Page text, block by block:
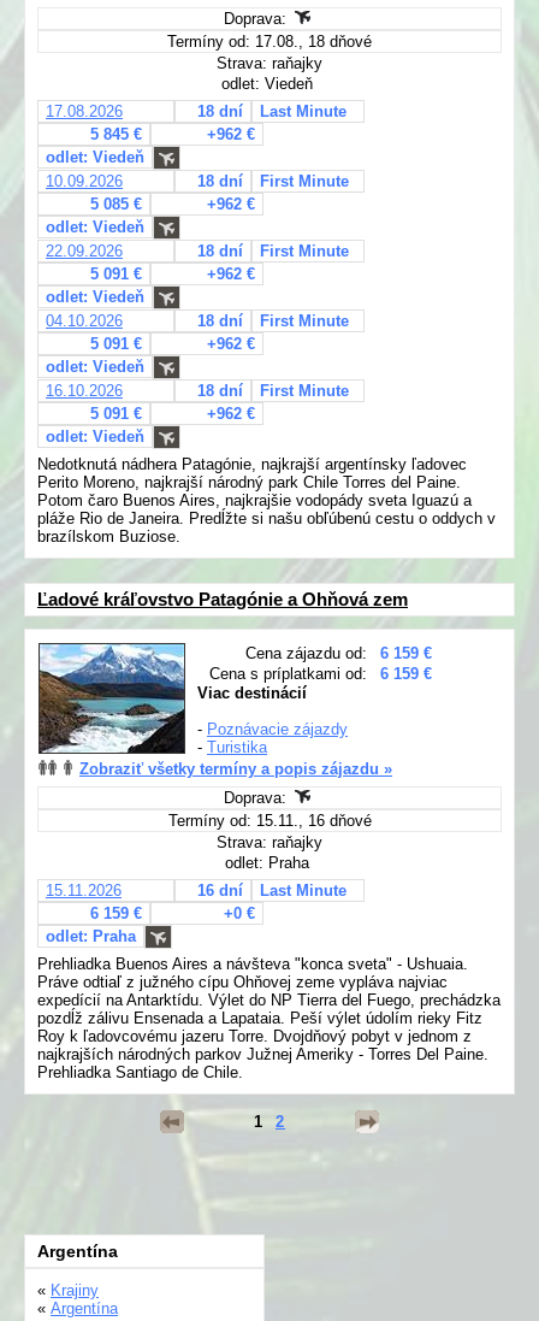
Doprava:
Termíny od: 17.08., 18 dňové
Strava: raňajky
odlet: Viedeň
17.08.2026
18 dní
Last Minute
5 845 €
+962 €
odlet: Viedeň
10.09.2026
18 dní
First Minute
5 085 €
+962 €
odlet: Viedeň
22.09.2026
18 dní
First Minute
5 091 €
+962 €
odlet: Viedeň
04.10.2026
18 dní
First Minute
5 091 €
+962 €
odlet: Viedeň
16.10.2026
18 dní
First Minute
5 091 €
+962 €
odlet: Viedeň
Nedotknutá nádhera Patagónie, najkrajší argentínsky ľadovec
Perito Moreno, najkrajší národný park Chile Torres del Paine.
Potom čaro Buenos Aires, najkrajšie vodopády sveta Iguazú a
pláže Rio de Janeira. Predĺžte si našu obľúbenú cestu o oddych v
brazílskom Buziose.
Ľadové kráľovstvo Patagónie a Ohňová zem
Cena zájazdu od:
6 159 €
Cena s príplatkami od:
6 159 €
Viac destinácií
- Poznávacie zájazdy
- Turistika
Zobraziť všetky termíny a popis zájazdu »
Doprava:
Termíny od: 15.11., 16 dňové
Strava: raňajky
odlet: Praha
15.11.2026
16 dní
Last Minute
6 159 €
+0 €
odlet: Praha
Prehliadka Buenos Aires a návšteva "konca sveta" - Ushuaia.
Práve odtiaľ z južného cípu Ohňovej zeme vypláva najviac
expedícií na Antarktídu. Výlet do NP Tierra del Fuego, prechádzka
pozdĺž zálivu Ensenada a Lapataia. Peší výlet údolím rieky Fitz
Roy k ľadovcovému jazeru Torre. Dvojdňový pobyt v jednom z
najkrajších národných parkov Južnej Ameriky - Torres Del Paine.
Prehliadka Santiago de Chile.
1 2
Argentína
« Krajiny
« Argentína